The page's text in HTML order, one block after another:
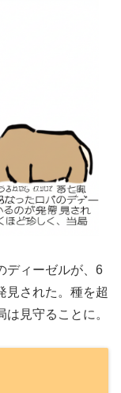
ディーゼルが、6
見された。種を超
見守ることに。